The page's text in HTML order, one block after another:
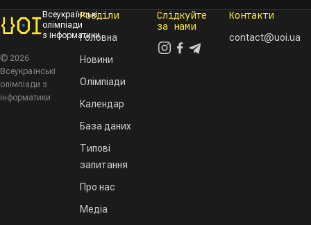
Всеукраїнські
олімпіади
з інформатики
© 2026
Всеукраїнські
олімпіади з
інформатики
Розділи
Головна
Новини
Олімпіади
Календар
База даних
Типові
запитання
Про нас
Медіа
Слідкуйте
за нами
Контакти
contact@uoi.ua